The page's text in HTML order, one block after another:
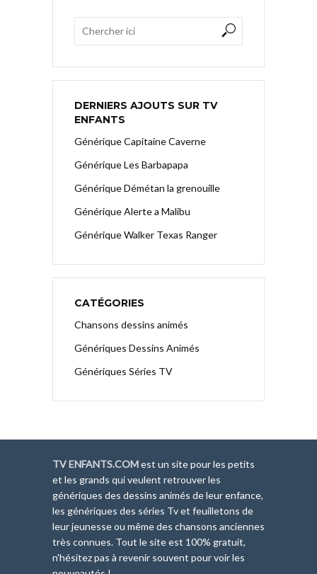
DERNIERS AJOUTS SUR TV
ENFANTS
Générique Capitaine Caverne
Générique Les Barbapapa
Générique Démétan la grenouille
Générique Alerte a Malibu
Générique Walker Texas Ranger
CATÉGORIES
Chansons dessins animés
Génériques Dessins Animés
Génériques Séries TV
TV ENFANTS.COMest un site pour les petits
et les grands qui veulent retrouver les
génériques des dessins animés de leur enfance,
les génériques des séries Tv et feuilletons de
leur jeunesse ou même des chansons anciennes
très connues. Tout le site est 100% gratuit,
n'hésitez pas à revenir souvent pour voir les